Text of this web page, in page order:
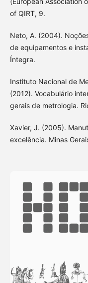
of QIRT, 9.
Neto, A. (2004).
de equipamentos e
Íntegra.
Instituto Nacional de
(2012). Vocabulário
gerais de metrologia.
Xavier, J. (2005).
excelência. Minas